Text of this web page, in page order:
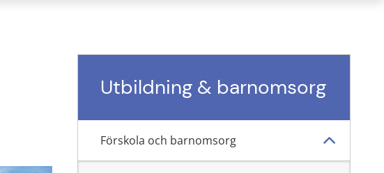
Utbildning & barnomsorg
Förskola och barnomsorg